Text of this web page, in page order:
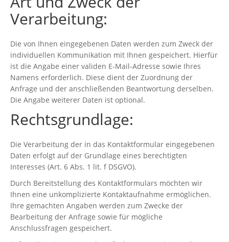
Verarbeitung:
Die von Ihnen eingegebenen Daten werden zum Zweck der
individuellen Kommunikation mit Ihnen gespeichert. Hierfür
ist die Angabe einer validen E-Mail-Adresse sowie Ihres
Namens erforderlich. Diese dient der Zuordnung der
Anfrage und der anschließenden Beantwortung derselben.
Die Angabe weiterer Daten ist optional.
Rechtsgrundlage:
Die Verarbeitung der in das Kontaktformular eingegebenen
Daten erfolgt auf der Grundlage eines berechtigten
Interesses (Art. 6 Abs. 1 lit. f DSGVO).
Durch Bereitstellung des Kontaktformulars möchten wir
Ihnen eine unkomplizierte Kontaktaufnahme ermöglichen.
Ihre gemachten Angaben werden zum Zwecke der
Bearbeitung der Anfrage sowie für mögliche
Anschlussfragen gespeichert.